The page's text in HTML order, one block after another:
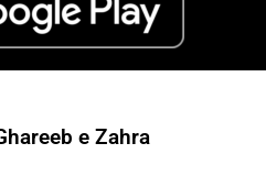
e Zahra